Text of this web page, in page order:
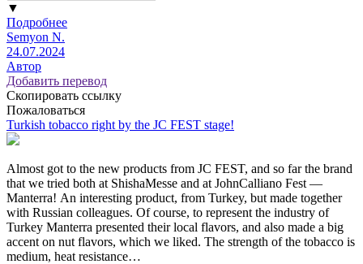
▼
Подробнее
Semyon N.
24.07.2024
Автор
Добавить перевод
Скопировать ссылку
Пожаловаться
Turkish tobacco right by the JC FEST stage!
Almost got to the new products from JC FEST, and so far the brand
that we tried both at ShishaMesse and at JohnCalliano Fest —
Manterra! An interesting product, from Turkey, but made together
with Russian colleagues. Of course, to represent the industry of
Turkey Manterra presented their local flavors, and also made a big
accent on nut flavors, which we liked. The strength of the tobacco is
medium, heat resistance…